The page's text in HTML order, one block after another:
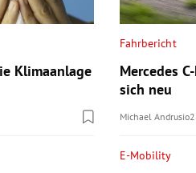
Klimaanlage
Fahrbericht
Mercedes
sich neu
Michael Andrusio
E-Mobility